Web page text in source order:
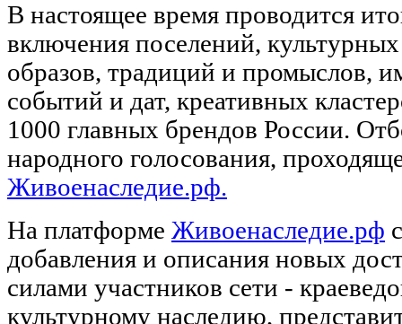
В настоящее время проводится
включения поселений,
образов, традиций и промыслов,
событий и дат, креативных
1000 главных брендов России.
народного голосования,
Живоенаследие.рф.
На платформе Живоенаследие.рф
добавления и описания новых
силами участников сети -
культурному наследию,